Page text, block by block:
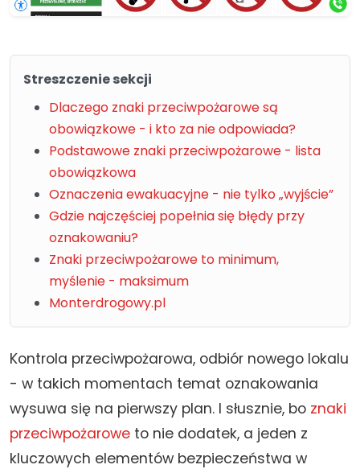
Streszczenie sekcji
Dlaczego znaki przeciwpożarowe są
obowiązkowe - i kto za nie odpowiada?
Podstawowe znaki przeciwpożarowe - lista
obowiązkowa
Oznaczenia ewakuacyjne - nie tylko „wyjście”
Gdzie najczęściej popełnia się błędy przy
oznakowaniu?
Znaki przeciwpożarowe to minimum,
myślenie - maksimum
Monterdrogowy.pl
Kontrola przeciwpożarowa, odbiór nowego lokalu
- w takich momentach temat oznakowania
wysuwa się na pierwszy plan. I słusznie, bo znaki
przeciwpożarowe to nie dodatek, a jeden z
kluczowych elementów bezpieczeństwa w